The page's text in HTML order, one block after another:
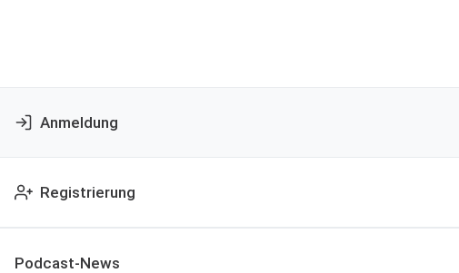
Anmeldung
Registrierung
Podcast-News